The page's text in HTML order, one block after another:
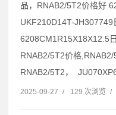
品，RNAB2/5T2价格好
UKF210D14T-
6208CM1R15X18X12.5
RNAB2/5T2价格
RNAB2/5T2，
2025-09-27 / 129 次浏览 /